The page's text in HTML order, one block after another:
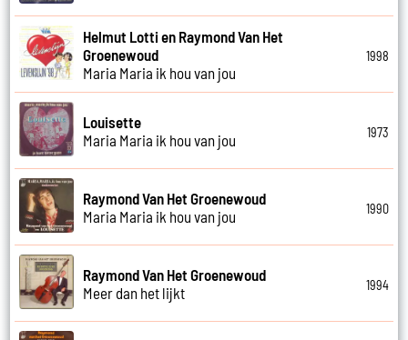
Helmut Lotti en Raymond Van Het
Groenewoud
Maria Maria ik hou van jou
1998
Louisette
Maria Maria ik hou van jou
1973
Raymond Van Het Groenewoud
Maria Maria ik hou van jou
1990
Raymond Van Het Groenewoud
Meer dan het lijkt
1994